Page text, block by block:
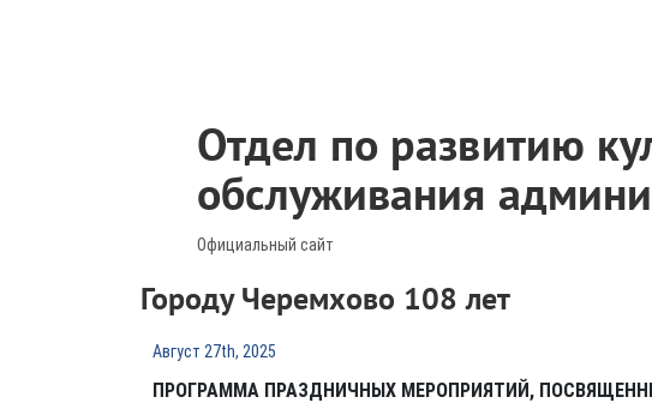
Отдел по развитию
обслуживания
Официальный сайт
Городу Черемхово 108 лет
Август 27th, 2025
ПРОГРАММА ПРАЗДНИЧНЫХ МЕРОПРИЯТИЙ,